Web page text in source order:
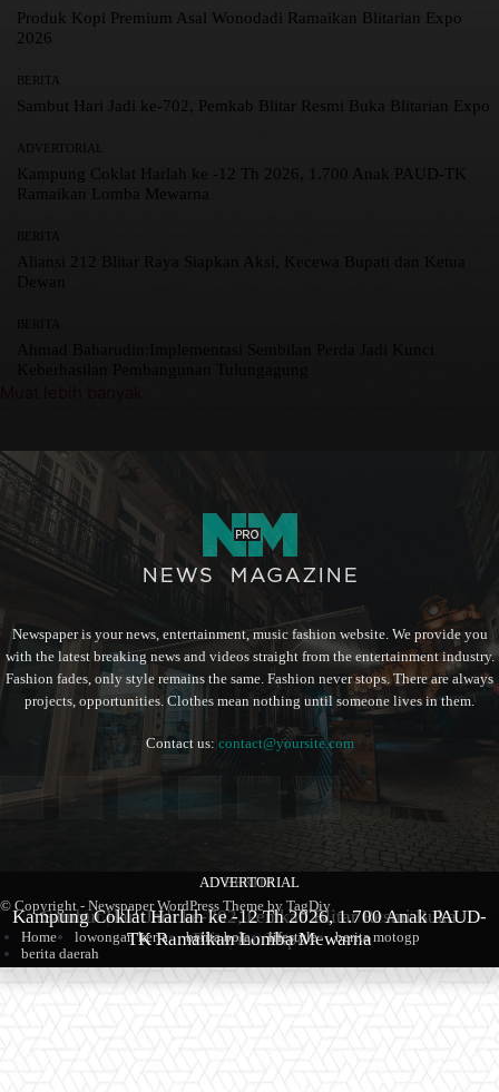
BERITA
Produk Kopi Premium Asal Wonodadi Ramaikan Blitarian
Expo 2026
BERITA
Sambut Hari Jadi ke-702, Pemkab Blitar Resmi Buka
Blitarian Expo
ADVERTORIAL
Kampung Coklat Harlah ke -12 Th 2026, 1.700 Anak PAUD-
TK Ramaikan Lomba Mewarna
Produk Kopi Premium Asal Wonodadi Ramaikan Blitarian Expo
2026
BERITA
Sambut Hari Jadi ke-702, Pemkab Blitar Resmi Buka Blitarian Expo
ADVERTORIAL
Kampung Coklat Harlah ke -12 Th 2026, 1.700 Anak PAUD-TK
Ramaikan Lomba Mewarna
BERITA
Aliansi 212 Blitar Raya Siapkan Aksi, Kecewa Bupati dan Ketua
Newspaper is your news, entertainment, music fashion website. We provide you
with the latest breaking news and videos straight from the entertainment industry.
Fashion fades, only style remains the same. Fashion never stops. There are always
projects, opportunities. Clothes mean nothing until someone lives in them.
Contact us: contact@yoursite.com
© Copyright - Newspaper WordPress Theme by TagDiv
Home
lowongan kerja berita bola lifestyle
berita motogp
berita daerah